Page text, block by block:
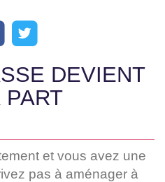
DEVIENT
PART
et vous avez une
pas à aménager à